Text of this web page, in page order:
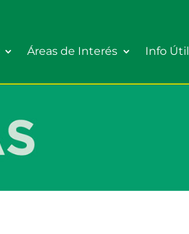
Áreas de Interés Info Útil